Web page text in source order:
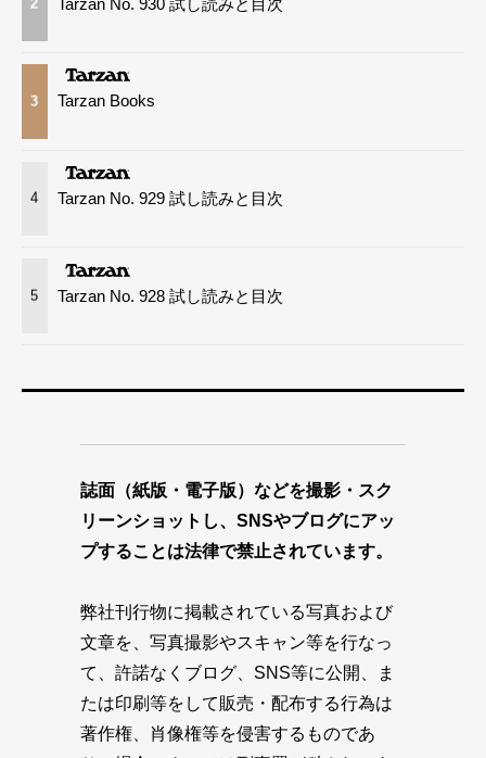
2
3 Tarzan Books
4 Tarzan No. 929 試し読みと目次
5 Tarzan No. 928 試し読みと目次
誌面（紙版・電子版）などを撮影・スク
リーンショットし、SNSやブログにアッ
プすることは法律で禁止されています。
弊社刊行物に掲載されている写真および
文章を、写真撮影やスキャン等を行なっ
て、許諾なくブログ、SNS等に公開、ま
たは印刷等をして販売・配布する行為は
著作権、肖像権等を侵害するものであ